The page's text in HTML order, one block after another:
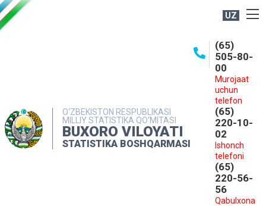
UZ
O‘ZBEKISTON RESPUBLIKASI
MILLIY STATISTIKA QO‘MITASI
BUXORO VILOYATI
STATISTIKA BOSHQARMASI
(65)
505-80-
00
Murojaat
uchun
telefon
(65)
220-10-
02
Ishonch
telefoni
(65)
220-56-
56
Qabulxona
MATBUOT XIZMATI
MUROJAATLAR